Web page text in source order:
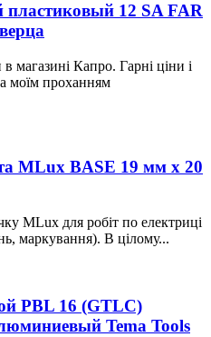
пластиковый 12 SA FAR
магазині Капро. Гарні ціни і
моїм проханням
MLux BASE 19 мм х 20
MLux для робіт по електриці
маркування). В цілому...
PBL 16 (GTLC)
Tema Tools